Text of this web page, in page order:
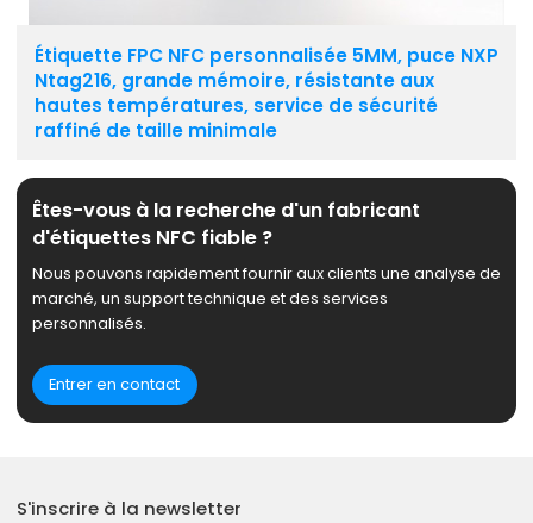
Étiquette FPC NFC personnalisée 5MM, puce NXP
Ntag216, grande mémoire, résistante aux
hautes températures, service de sécurité
raffiné de taille minimale
Êtes-vous à la recherche d'un fabricant
d'étiquettes NFC fiable ?
Nous pouvons rapidement fournir aux clients une analyse de
marché, un support technique et des services
personnalisés.
Entrer en contact
S'inscrire à la newsletter